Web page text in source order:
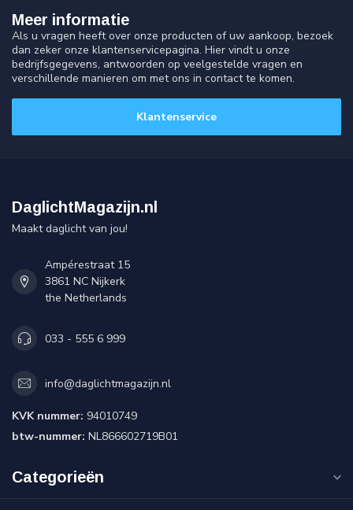
Meer informatie
Als u vragen heeft over onze producten of uw aankoop, bezoek
dan zeker onze klantenservicepagina. Hier vindt u onze
bedrijfsgegevens, antwoorden op veelgestelde vragen en
verschillende manieren om met ons in contact te komen.
Klantenservice
DaglichtMagazijn.nl
Maakt daglicht van jou!
Ampérestraat 15
3861 NC Nijkerk
the Netherlands
033 - 555 6 999
info@daglichtmagazijn.nl
KVK nummer: 94010749
btw-nummer: NL866602719B01
Categorieën